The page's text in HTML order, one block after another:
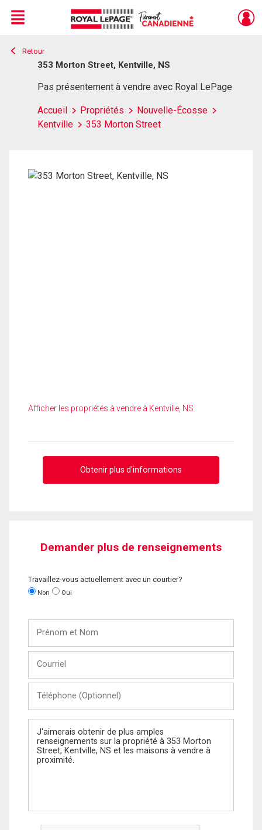
Live
En Direct
Menu
Retour
353 Morton Street, Kentville, NS
Pas présentement à vendre avec Royal LePage
Accueil Propriétés
Nouvelle-Écosse
Kentville
353 Morton Street
Afficher les propriétés à vendre à Kentville, NS
Obtenir plus d'informations
Demander plus de renseignements
Travaillez-vous actuellement avec un courtier?
Non Oui
Nom
(Optionnel)
Message